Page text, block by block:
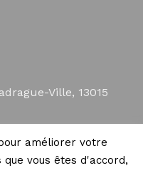
Ville, 13015
améliorer votre
vous êtes d'accord,